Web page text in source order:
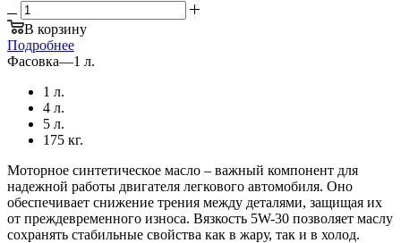
В корзину
Подробнее
Фасовка—1 л.
1 л.
4 л.
5 л.
175 кг.
Моторное синтетическое масло – важный компонент для
надежной работы двигателя легкового автомобиля. Оно
обеспечивает снижение трения между деталями, защищая их
от преждевременного износа. Вязкость 5W-30 позволяет маслу
сохранять стабильные свойства как в жару, так и в холод.